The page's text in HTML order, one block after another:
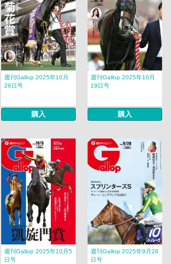
週刊Gallop 2025年10月
26日号
購入
週刊Gallop 2025年10月
19日号
購入
週刊Gallop 2025年10月5
日号
週刊Gallop 2025年9月28
日号